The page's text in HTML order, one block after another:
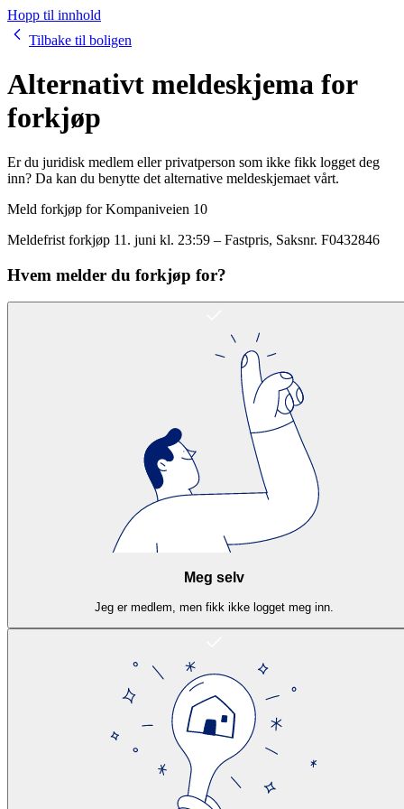
Hopp til innhold
Tilbake til boligen
Alternativt meldeskjema for
forkjøp
Er du juridisk medlem eller privatperson som ikke fikk logget deg
inn? Da kan du benytte det alternative meldeskjemaet vårt.
Meld forkjøp forKompaniveien 10
Meldefrist forkjøp 11. juni kl. 23:59 – Fastpris, Saksnr. F0432846
Hvem melder du forkjøp for?
Meg selv
Jeg er medlem, men fikk ikke logget meg inn.